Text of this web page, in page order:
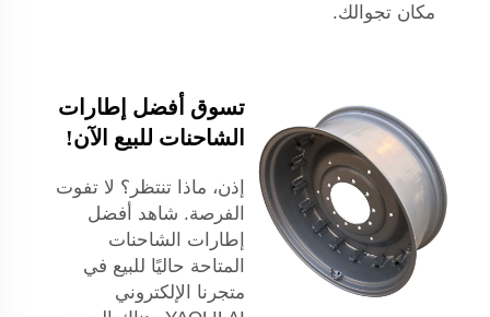
مكان تجوالك.
تسوق أفضل إطارات
الشاحنات للبيع الآن!
إذن، ماذا تنتظر؟ لا تفوت
الفرصة. شاهد أفضل
إطارات الشاحنات
المتاحة حاليًا للبيع في
متجرنا الإلكتروني